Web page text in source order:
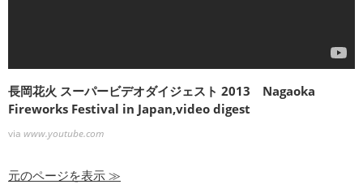
長岡花火 スーパービデオダイジェスト 2013 Nagaoka
Fireworks Festival in Japan,video digest
via www.youtube.com
元のページを表示 ≫